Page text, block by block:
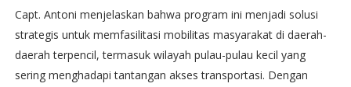
Capt. Antoni menjelaskan bahwa program ini menjadi solusi
strategis untuk memfasilitasi mobilitas masyarakat di daerah-
daerah terpencil, termasuk wilayah pulau-pulau kecil yang
sering menghadapi tantangan akses transportasi. Dengan